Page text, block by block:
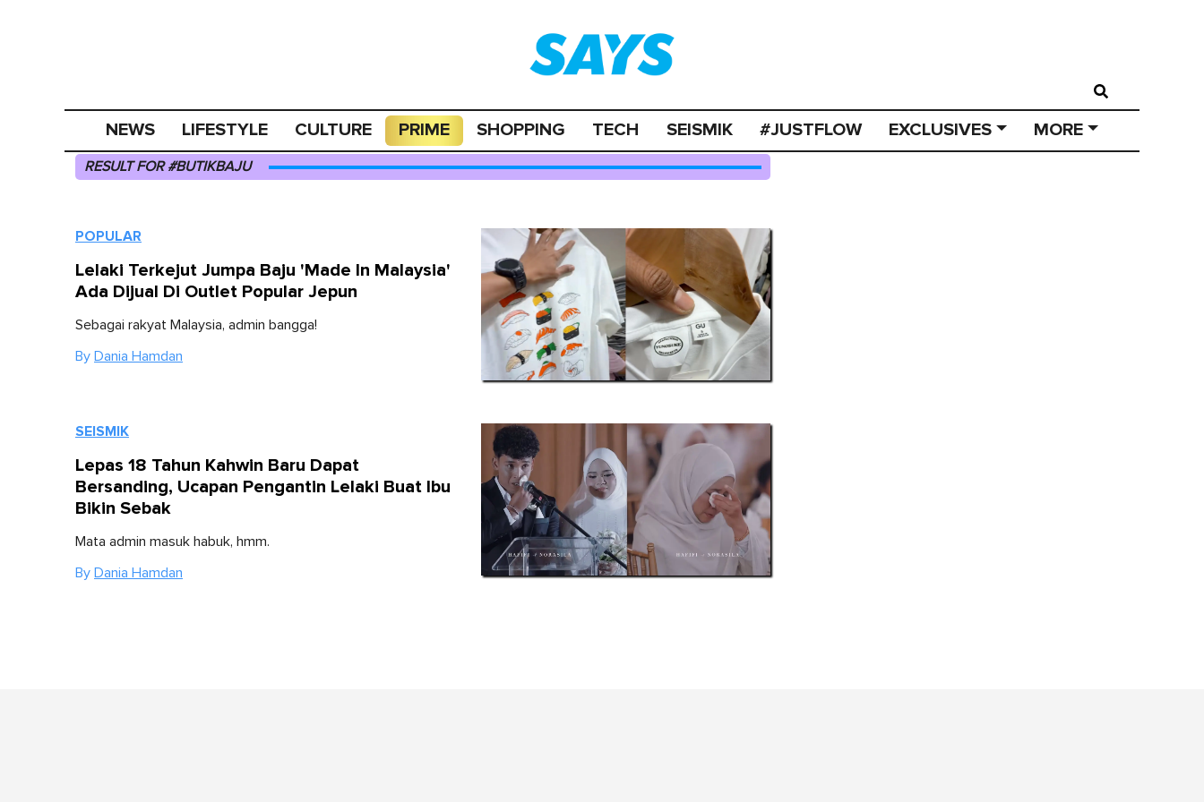
NEWS LIFESTYLE CULTURE PRIME SHOPPING TECH SEISMIK #JUSTFLOW EXCLUSIVES MORE
RESULT FOR #BUTIKBAJU
POPULAR
Lelaki Terkejut Jumpa Baju 'Made In Malaysia'
Ada Dijual Di Outlet Popular Jepun
Sebagai rakyat Malaysia, admin bangga!
By Dania Hamdan
SEISMIK
Lepas 18 Tahun Kahwin Baru Dapat
Bersanding, Ucapan Pengantin Lelaki Buat Ibu
Bikin Sebak
Mata admin masuk habuk, hmm.
By Dania Hamdan